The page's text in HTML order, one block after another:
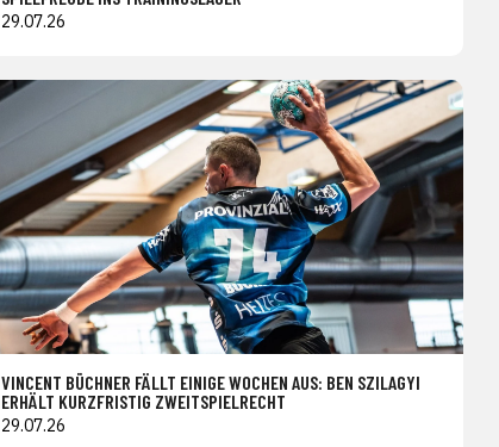
29.07.26
VINCENT BÜCHNER FÄLLT EINIGE WOCHEN AUS: BEN SZILAGYI
ERHÄLT KURZFRISTIG ZWEITSPIELRECHT
29.07.26